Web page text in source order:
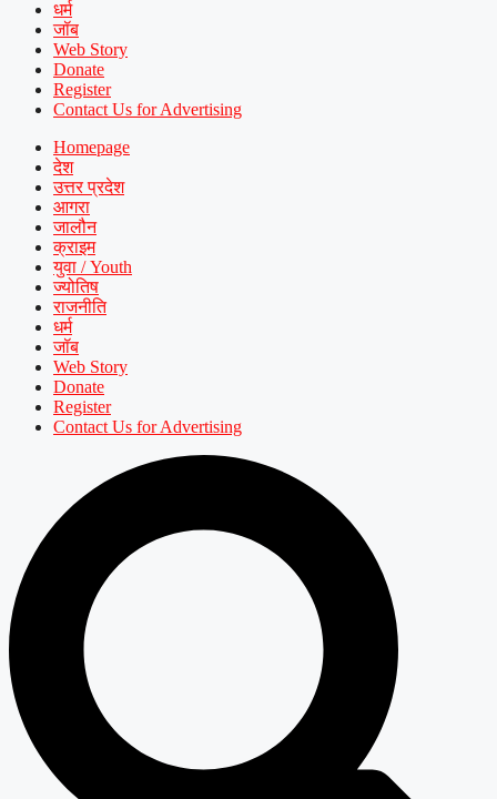
धर्म
जॉब
Web Story
Donate
Register
Contact Us for Advertising
Homepage
देश
उत्तर प्रदेश
आगरा
जालौन
क्राइम
युवा / Youth
ज्योतिष
राजनीति
धर्म
जॉब
Web Story
Donate
Register
Contact Us for Advertising